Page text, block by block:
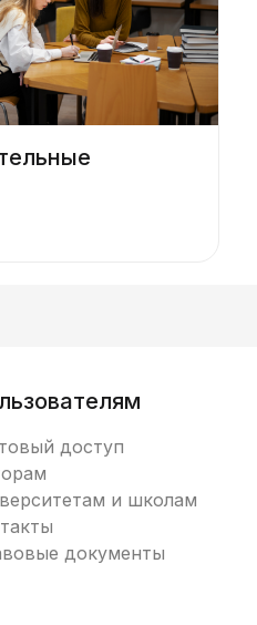
доступ
и школам
документы